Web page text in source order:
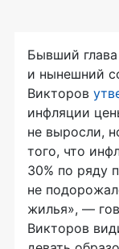
Бывший
и нынешний
Викторов
инфляции
не выросли,
того, что
30% по ряду
не
жилья», —
Викторов